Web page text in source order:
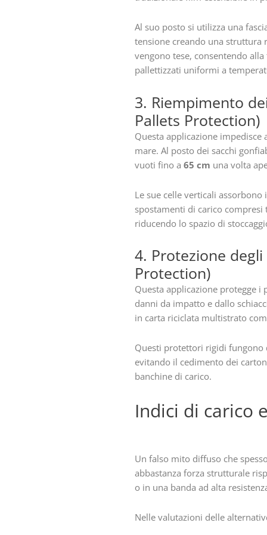
Al suo posto si utilizza una
tensione creando una struttura
vengono tese, consentendo
pallettizzati uniformi a
3. Riempimento
Pallets Protection)
Questa applicazione
mare. Al posto dei sacchi
vuoti fino a 65 cm una volta
Le sue celle verticali
spostamenti di carico compresi
riducendo lo spazio di
4. Protezione
Protection)
Questa applicazione protegge
danni da impatto e dallo
in carta riciclata multistrato
Questi protettori rigidi fungono
evitando il cedimento dei
banchine di carico.
Indici di carico
Un falso mito diffuso che
abbastanza forza strutturale
o in una banda ad alta
Nelle valutazioni delle